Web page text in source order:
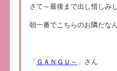
さて～最後まで出し惜しみ
朝一番でこちらのお隣だな
「 ＧＡＮＧＵ～ 」さん